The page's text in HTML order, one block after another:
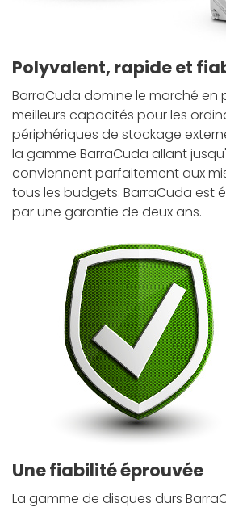
Polyvalent, rapide et
BarraCuda domine le marché en
meilleurs capacités pour les
périphériques de stockage
la gamme BarraCuda allant
conviennent parfaitement aux
tous les budgets. BarraCuda est
par une garantie de deux ans.
Une fiabilité éprouvée
La gamme de disques durs